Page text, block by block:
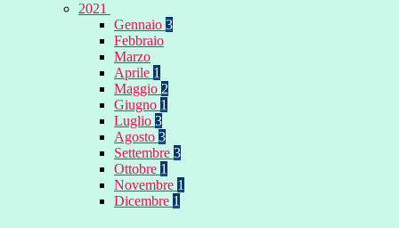
2021
Gennaio 3
Febbraio
Marzo
Aprile 1
Maggio 2
Giugno 1
Luglio 3
Agosto 3
Settembre 3
Ottobre 1
Novembre 1
Dicembre 1